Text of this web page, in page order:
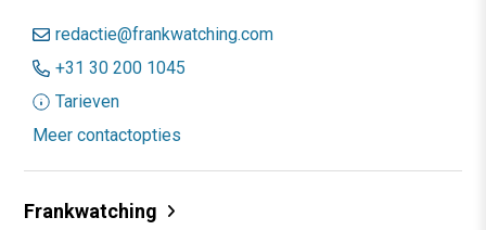
redactie@frankwatching.com
+31 30 200 1045
Tarieven
Meer contactopties
Frankwatching